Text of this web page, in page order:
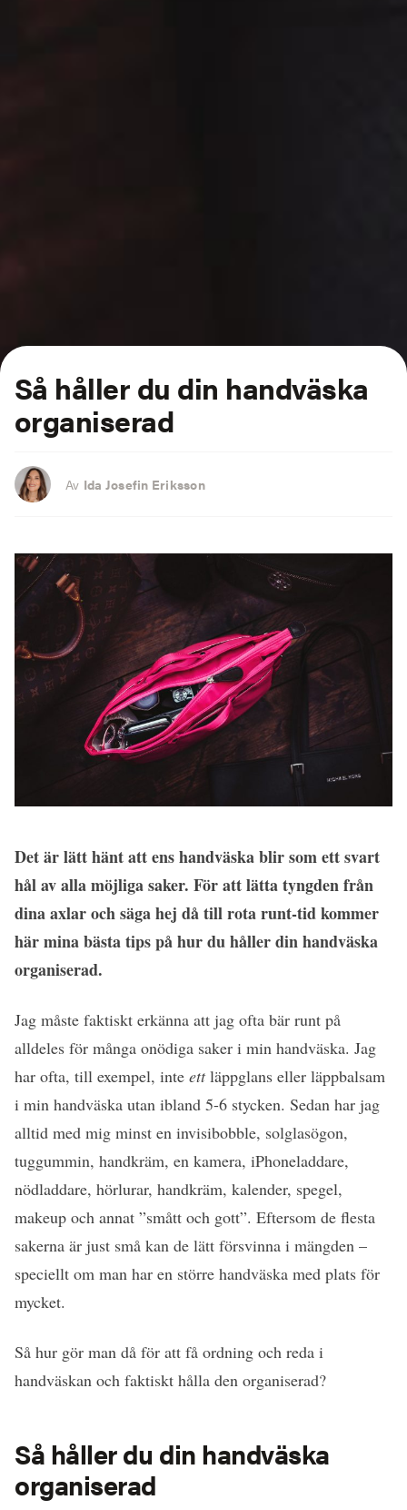
Så håller du din handväska
organiserad
Av Ida Josefin Eriksson
Det är lätt hänt att ens handväska blir som ett svart
hål av alla möjliga saker. För att lätta tyngden från
dina axlar och säga hej då till rota runt-tid kommer
här mina bästa tips på hur du håller din handväska
organiserad.
Jag måste faktiskt erkänna att jag ofta bär runt på
alldeles för många onödiga saker i min handväska. Jag
har ofta, till exempel, inte ettläppglans eller läppbalsam
i min handväska utan ibland 5-6 stycken. Sedan har jag
alltid med mig minst en invisibobble, solglasögon,
tuggummin, handkräm, en kamera, iPhoneladdare,
nödladdare, hörlurar, handkräm, kalender, spegel,
makeup och annat ”smått och gott”. Eftersom de flesta
sakerna är just små kan de lätt försvinna i mängden –
speciellt om man har en större handväska med plats för
mycket.
Så hur gör man då för att få ordning och reda i
handväskan och faktiskt hålla den organiserad?
Så håller du din handväska
organiserad